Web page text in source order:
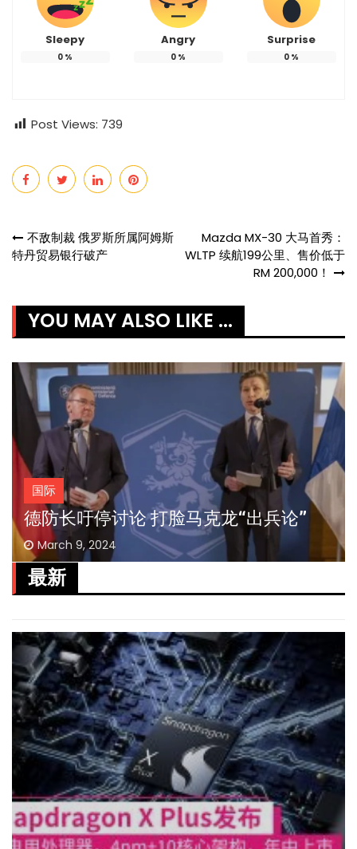
Sleepy
0 %
Angry
0 %
Surprise
0 %
Post Views: 739
Post
navigation
不敌制裁 俄罗斯所属阿姆斯
特丹贸易银行破产
Mazda MX-30 大马首秀：
WLTP 续航199公里、售价低于
RM 200,000！
YOU MAY ALSO LIKE ...
国际
德防长吁停讨论 打脸马克龙“出兵论”
March 9, 2024
最新